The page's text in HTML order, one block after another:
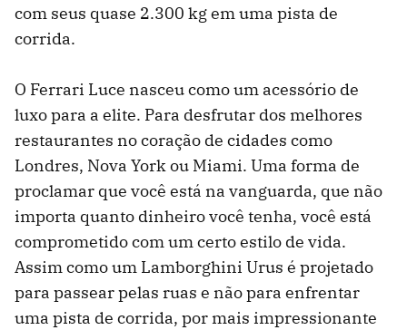
com seus quase 2.300 kg em uma pista de
corrida.
O Ferrari Luce nasceu como um acessório de
luxo para a elite. Para desfrutar dos melhores
restaurantes no coração de cidades como
Londres, Nova York ou Miami. Uma forma de
proclamar que você está na vanguarda, que não
importa quanto dinheiro você tenha, você está
comprometido com um certo estilo de vida.
Assim como um Lamborghini Urus é projetado
para passear pelas ruas e não para enfrentar
uma pista de corrida, por mais impressionante